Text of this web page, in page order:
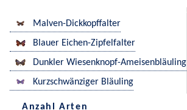
Malven-Dickkopffalter
Blauer Eichen-Zipfelfalter
Dunkler Wiesenknopf-Ameisenbläuling
Kurzschwänziger Bläuling
Anzahl Arten